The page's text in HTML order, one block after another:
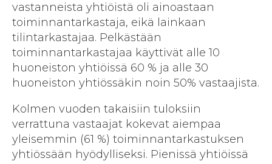
vastanneista yhtiöistä oli ainoastaan
toiminnantarkastaja, eikä lainkaan
tilintarkastajaa. Pelkästään
toiminnantarkastajaa käyttivät alle 10
huoneiston yhtiöissä 60 % ja alle 30
huoneiston yhtiössäkin noin 50% vastaajista.
Kolmen vuoden takaisiin tuloksiin
verrattuna vastaajat kokevat aiempaa
yleisemmin (61 %) toiminnantarkastuksen
yhtiössään hyödylliseksi. Pienissä yhtiöissä